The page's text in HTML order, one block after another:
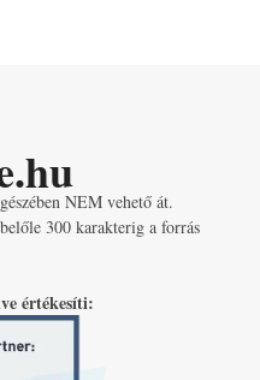
NEM vehető át.
300 karakterig a forrás
értékesíti: